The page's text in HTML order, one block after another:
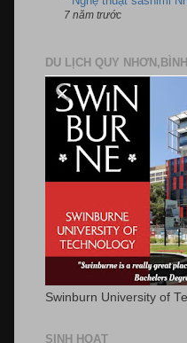
7 năm trước
DU LỊCH QUY
Swinburn University of
SINH HOẠT